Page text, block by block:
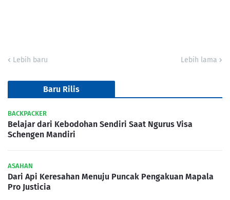
Lebih baru Lebih lama
Baru Rilis
BACKPACKER
Belajar dari Kebodohan Sendiri Saat Ngurus Visa
Schengen Mandiri
ASAHAN
Dari Api Keresahan Menuju Puncak Pengakuan Mapala
Pro Justicia